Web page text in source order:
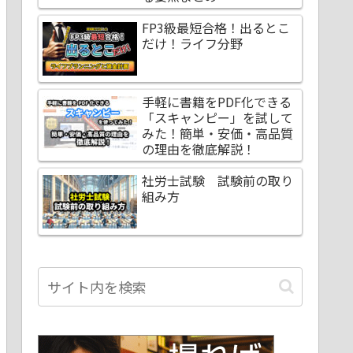
FP3級最短合格！出るとこ
だけ！ライフ分野
手軽に書籍をPDF化できる
「スキャンピー」を試して
みた！簡単・安価・高品質
の理由を徹底解説！
社労士試験 試験前の取り
組み方